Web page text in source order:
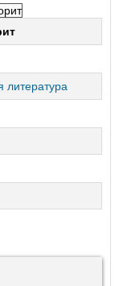
литература